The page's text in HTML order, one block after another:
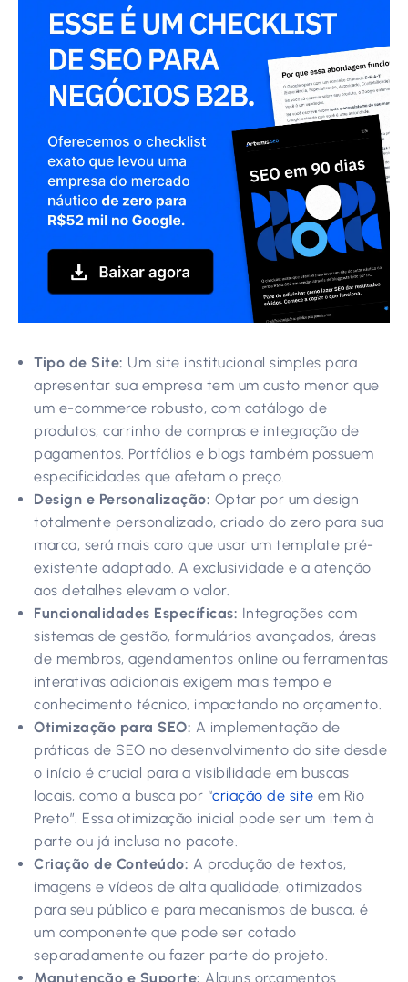
Tipo de Site: Um site institucional simples para
apresentar sua empresa tem um custo menor que
um e-commerce robusto, com catálogo de
produtos, carrinho de compras e integração de
pagamentos. Portfólios e blogs também possuem
especificidades que afetam o preço.
Design e Personalização: Optar por um design
totalmente personalizado, criado do zero para sua
marca, será mais caro que usar um template pré-
existente adaptado. A exclusividade e a atenção
aos detalhes elevam o valor.
Funcionalidades Específicas: Integrações com
sistemas de gestão, formulários avançados, áreas
de membros, agendamentos online ou ferramentas
interativas adicionais exigem mais tempo e
conhecimento técnico, impactando no orçamento.
Otimização para SEO: A implementação de
práticas de SEO no desenvolvimento do site desde
o início é crucial para a visibilidade em buscas
locais, como a busca por “criação de site em Rio
Preto”. Essa otimização inicial pode ser um item à
parte ou já inclusa no pacote.
Criação de Conteúdo: A produção de textos,
imagens e vídeos de alta qualidade, otimizados
para seu público e para mecanismos de busca, é
um componente que pode ser cotado
separadamente ou fazer parte do projeto.
Manutenção e Suporte: Alguns orçamentos